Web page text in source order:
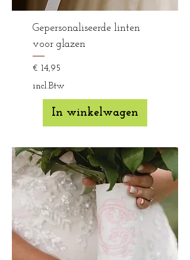
Gepersonaliseerde linten
voor glazen
Prijs
€ 14,95
incl.Btw
In winkelwagen